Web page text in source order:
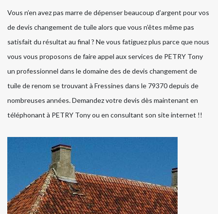
Vous n’en avez pas marre de dépenser beaucoup d’argent pour vos
de devis changement de tuile alors que vous n’êtes même pas
satisfait du résultat au final ? Ne vous fatiguez plus parce que nous
vous vous proposons de faire appel aux services de PETRY Tony
un professionnel dans le domaine des de devis changement de
tuile de renom se trouvant à Fressines dans le 79370 depuis de
nombreuses années. Demandez votre devis dès maintenant en
téléphonant à PETRY Tony ou en consultant son site internet !!